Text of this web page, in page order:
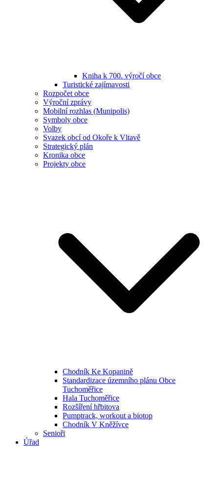
Kniha k 700. výročí obce
Turistické zajímavosti
Rozpočet obce
Výroční zprávy
Mobilní rozhlas (Munipolis)
Symboly obce
Volby
Svazek obcí od Okoře k Vltavě
Strategický plán
Kronika obce
Projekty obce
Chodník Ke Kopanině
Standardizace územního plánu Obce
Tuchoměřice
Hala Tuchoměřice
Rozšíření hřbitova
Pumptrack, workout a biotop
Chodník V Kněžívce
Senioři
Úřad